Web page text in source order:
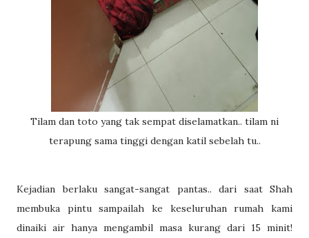
Tilam dan toto yang tak sempat diselamatkan.. tilam ni
terapung sama tinggi dengan katil sebelah tu..
Kejadian berlaku sangat-sangat pantas.. dari saat Shah
membuka pintu sampailah ke keseluruhan rumah kami
dinaiki air hanya mengambil masa kurang dari 15 minit!